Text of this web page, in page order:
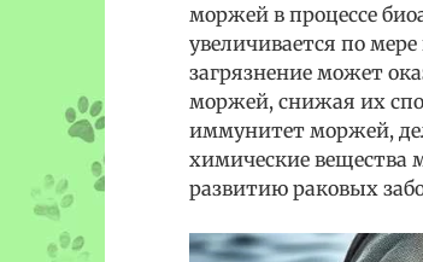
моржей в процессе
увеличивается по
загрязнение может
моржей, снижая их
иммунитет моржей,
химические вещества
развитию раковых